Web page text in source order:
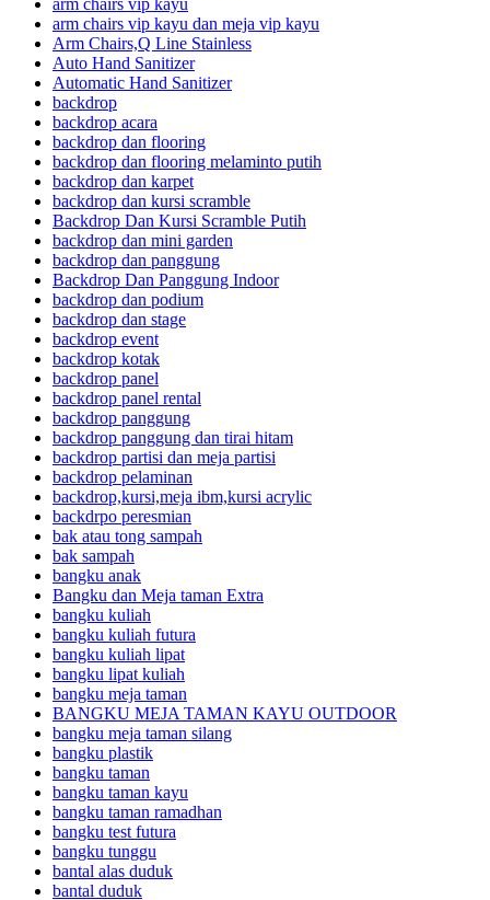
arm chairs vip kayu
arm chairs vip kayu dan meja vip kayu
Arm Chairs,Q Line Stainless
Auto Hand Sanitizer
Automatic Hand Sanitizer
backdrop
backdrop acara
backdrop dan flooring
backdrop dan flooring melaminto putih
backdrop dan karpet
backdrop dan kursi scramble
Backdrop Dan Kursi Scramble Putih
backdrop dan mini garden
backdrop dan panggung
Backdrop Dan Panggung Indoor
backdrop dan podium
backdrop dan stage
backdrop event
backdrop kotak
backdrop panel
backdrop panel rental
backdrop panggung
backdrop panggung dan tirai hitam
backdrop partisi dan meja partisi
backdrop pelaminan
backdrop,kursi,meja ibm,kursi acrylic
backdrpo peresmian
bak atau tong sampah
bak sampah
bangku anak
Bangku dan Meja taman Extra
bangku kuliah
bangku kuliah futura
bangku kuliah lipat
bangku lipat kuliah
bangku meja taman
BANGKU MEJA TAMAN KAYU OUTDOOR
bangku meja taman silang
bangku plastik
bangku taman
bangku taman kayu
bangku taman ramadhan
bangku test futura
bangku tunggu
bantal alas duduk
bantal duduk